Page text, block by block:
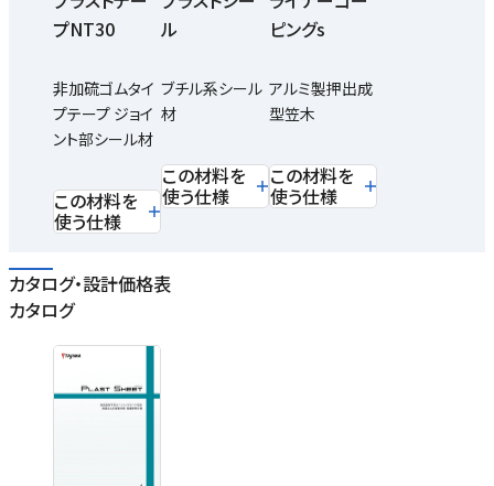
プNT30
非加硫ゴムタイ
プテープ ジョイ
ント部シール材
この材料を
使う仕様
ル
ブチル系シール
材
この材料を
使う仕様
ピングs
アルミ製押出成
型笠木
この材料を
使う仕様
カタログ・設計価格表
カタログ